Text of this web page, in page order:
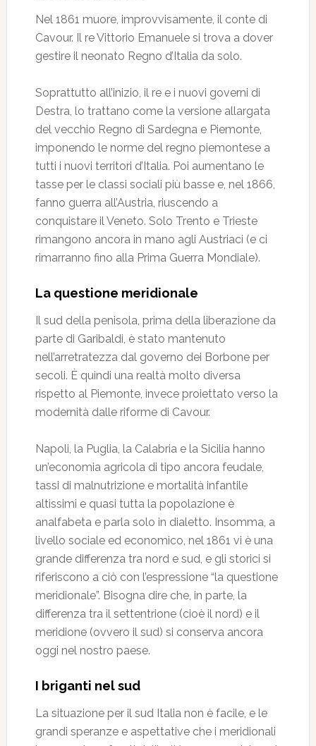
Nel 1861 muore, improvvisamente, il conte di
Cavour. Il re Vittorio Emanuele si trova a dover
gestire il neonato Regno d’Italia da solo.
Soprattutto all’inizio, il re e i nuovi governi di
Destra, lo trattano come la versione allargata
del vecchio Regno di Sardegna e Piemonte,
imponendo le norme del regno piemontese a
tutti i nuovi territori d’Italia. Poi aumentano le
tasse per le classi sociali più basse e, nel 1866,
fanno guerra all’Austria, riuscendo a
conquistare il Veneto. Solo Trento e Trieste
rimangono ancora in mano agli Austriaci (e ci
rimarranno fino alla Prima Guerra Mondiale).
La questione meridionale
Il sud della penisola, prima della liberazione da
parte di Garibaldi, è stato mantenuto
nell’arretratezza dal governo dei Borbone per
secoli. È quindi una realtà molto diversa
rispetto al Piemonte, invece proiettato verso la
modernità dalle riforme di Cavour.
Napoli, la Puglia, la Calabria e la Sicilia hanno
un’economia agricola di tipo ancora feudale,
tassi di malnutrizione e mortalità infantile
altissimi e quasi tutta la popolazione è
analfabeta e parla solo in dialetto. Insomma, a
livello sociale ed economico, nel 1861 vi è una
grande differenza tra nord e sud, e gli storici si
riferiscono a ciò con l’espressione “la questione
meridionale”. Bisogna dire che, in parte, la
differenza tra il settentrione (cioè il nord) e il
meridione (ovvero il sud) si conserva ancora
oggi nel nostro paese.
I briganti nel sud
La situazione per il sud Italia non è facile, e le
grandi speranze e aspettative che i meridionali